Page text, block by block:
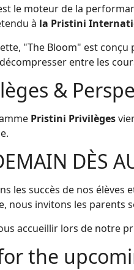
le moteur de la
à la Pristini
"The Bloom" est
entre les
&
Pristini Privilèges
DÈS
les succès de nos
nous invitons les
accueillir lors de notre
the